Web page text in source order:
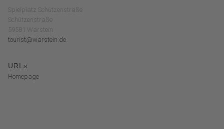
Spielplatz Schützenstraße
Schützenstraße
59581 Warstein
tourist@warstein.de
URLs
Homepage